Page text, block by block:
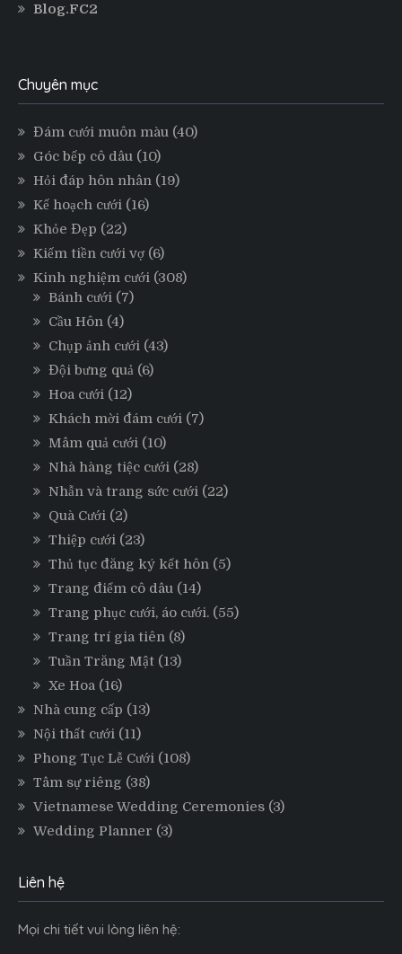
Blog.FC2
Chuyên mục
Đám cưới muôn màu (40)
Góc bếp cô dâu (10)
Hỏi đáp hôn nhân (19)
Kế hoạch cưới (16)
Khỏe Đẹp (22)
Kiếm tiền cưới vợ (6)
Kinh nghiệm cưới (308)
Bánh cưới (7)
Cầu Hôn (4)
Chụp ảnh cưới (43)
Đội bưng quả (6)
Hoa cưới (12)
Khách mời đám cưới (7)
Mâm quả cưới (10)
Nhà hàng tiệc cưới (28)
Nhẫn và trang sức cưới (22)
Quà Cưới (2)
Thiệp cưới (23)
Thủ tục đăng ký kết hôn (5)
Trang điểm cô dâu (14)
Trang phục cưới, áo cưới. (55)
Trang trí gia tiên (8)
Tuần Trăng Mật (13)
Xe Hoa (16)
Nhà cung cấp (13)
Nội thất cưới (11)
Phong Tục Lễ Cưới (108)
Tâm sự riêng (38)
Vietnamese Wedding Ceremonies (3)
Wedding Planner (3)
Liên hệ
Mọi chi tiết vui lòng liên hệ: